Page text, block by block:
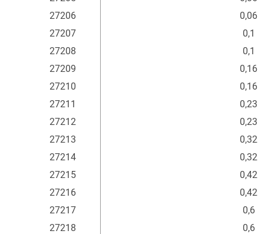
27206
0,06
27207
0,1
27208
0,1
27209
0,16
27210
0,16
27211
0,23
27212
0,23
27213
0,32
27214
0,32
27215
0,42
27216
0,42
27217
0,6
27218
0,6